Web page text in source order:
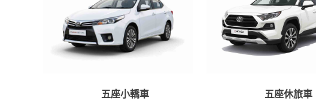
五座小轎車
五座休旅車